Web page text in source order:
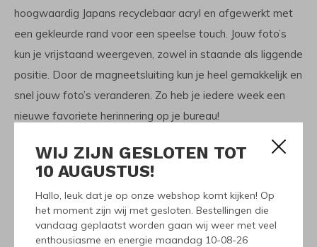
WIJ ZIJN GESLOTEN TOT
10 AUGUSTUS!
Hallo, leuk dat je op onze webshop komt kijken! Op
het moment zijn wij met gesloten. Bestellingen die
vandaag geplaatst worden gaan wij weer met veel
enthousiasme en energie maandag 10-08-26
hoogwaardig Japans recyclebaar acryl en afgewerkt met
een gekleurde rand voor een speelse touch. Jouw foto’s
kun je vrijstaand weergeven, zowel in staande als liggende
positie. Door de magneetsluiting kun je heel gemakkelijk en
snel jouw foto’s veranderen. Zo heb je iedere week een
nieuwe favoriete herinnering op je bureau!
Serie: Skittle
Kleur: Wit
Afmeting: 10x15x2cm